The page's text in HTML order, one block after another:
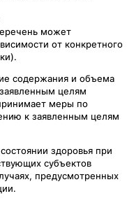
может
от конкретного
содержания и объема
целям
меры по
к заявленным целям
здоровья при
субъектов
предусмотренных